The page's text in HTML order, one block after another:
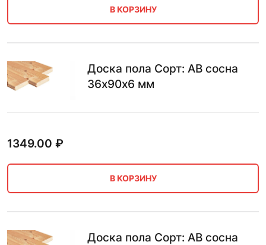
В КОРЗИНУ
Доска пола Сорт: AB сосна
36х90х6 мм
1349.00 ₽
В КОРЗИНУ
Доска пола Сорт: AB сосна